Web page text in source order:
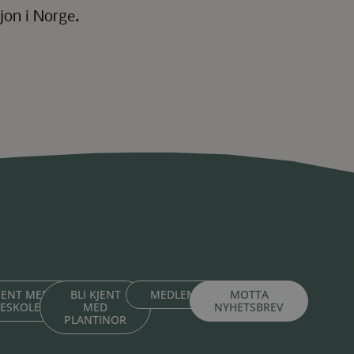
i Norge.
MED
BLI KJENT
MED
PLANTINOR
MEDLEMSPORTALMOTTA
NYHETSBREV